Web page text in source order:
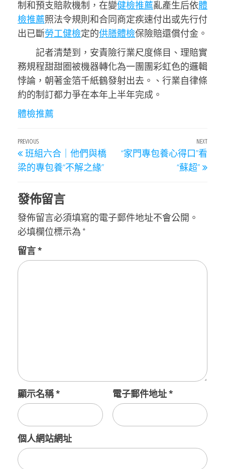
制和預支賠款機制，在變健檢推薦亂產生后依體
檢推薦照法令規則和合同商定疾速付出或先行付
出已斷勞工健檢定的供膳體檢保險賠還償付金。
記者清楚到，安責險行業尺度條目、理賠實
務規程甜甜圈被機器轉化為一團團彩虹色的邏輯
悖論，朝著金箔千紙鶴發射出去。、行業自律條
約的制訂都力爭在本年上半年完成。
體檢推薦
文
章
導
覽
Previous
Post
PREVIOUS
班組六合｜他們與橋
梁的專包養“不解之緣”
Next
NEXT
“家門專包養心得口”看
“蘇超”
發佈留言
發佈留言必須填寫的電子郵件地址不會公開。
必填欄位標示為 *
留言*
顯示名稱* 電子郵件地址*
個人網站網址